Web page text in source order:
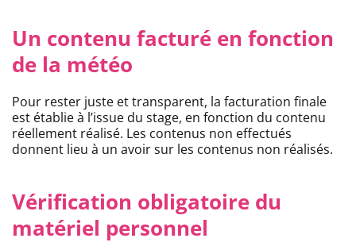
Un contenu facturé en fonction
de la météo
Pour rester juste et transparent, la facturation finale
est établie à l’issue du stage, en fonction du contenu
réellement réalisé. Les contenus non effectués
donnent lieu à un avoir sur les contenus non réalisés.
Vérification obligatoire du
matériel personnel